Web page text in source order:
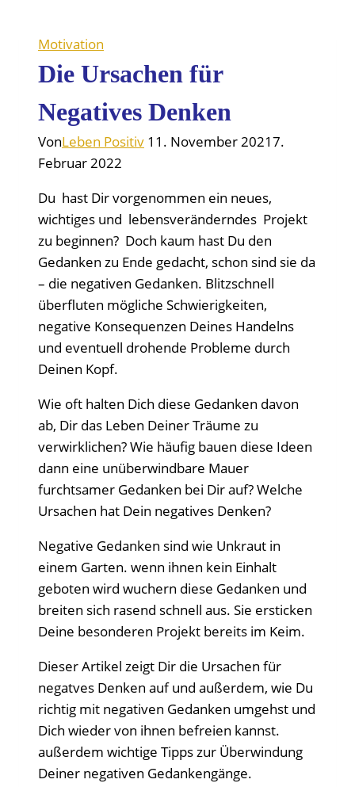
Motivation
Die Ursachen für
Negatives Denken
VonLeben Positiv 11. November 20217.
Februar 2022
Du hast Dir vorgenommen ein neues,
wichtiges und lebensveränderndes Projekt
zu beginnen? Doch kaum hast Du den
Gedanken zu Ende gedacht, schon sind sie da
– die negativen Gedanken. Blitzschnell
überfluten mögliche Schwierigkeiten,
negative Konsequenzen Deines Handelns
und eventuell drohende Probleme durch
Deinen Kopf.
Wie oft halten Dich diese Gedanken davon
ab, Dir das Leben Deiner Träume zu
verwirklichen? Wie häufig bauen diese Ideen
dann eine unüberwindbare Mauer
furchtsamer Gedanken bei Dir auf? Welche
Ursachen hat Dein negatives Denken?
Negative Gedanken sind wie Unkraut in
einem Garten. wenn ihnen kein Einhalt
geboten wird wuchern diese Gedanken und
breiten sich rasend schnell aus. Sie ersticken
Deine besonderen Projekt bereits im Keim.
Dieser Artikel zeigt Dir die Ursachen für
negatves Denken auf und außerdem, wie Du
richtig mit negativen Gedanken umgehst und
Dich wieder von ihnen befreien kannst.
außerdem wichtige Tipps zur Überwindung
Deiner negativen Gedankengänge.